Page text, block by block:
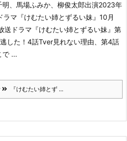
明、馬場ふみか、柳俊太郎出演2023年
ラマ『けむたい姉とずるい妹』 10月
送ドラマ『けむたい姉とずるい妹』第
した！ 4話Tver見れない理由、 第4話
で ...
『けむたい姉とず ...